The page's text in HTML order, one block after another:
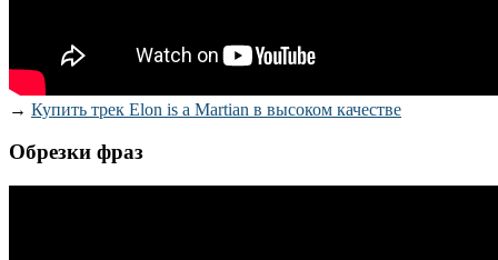
→ Купить трек Elon is a Martian в высоком качестве
Обрезки фраз